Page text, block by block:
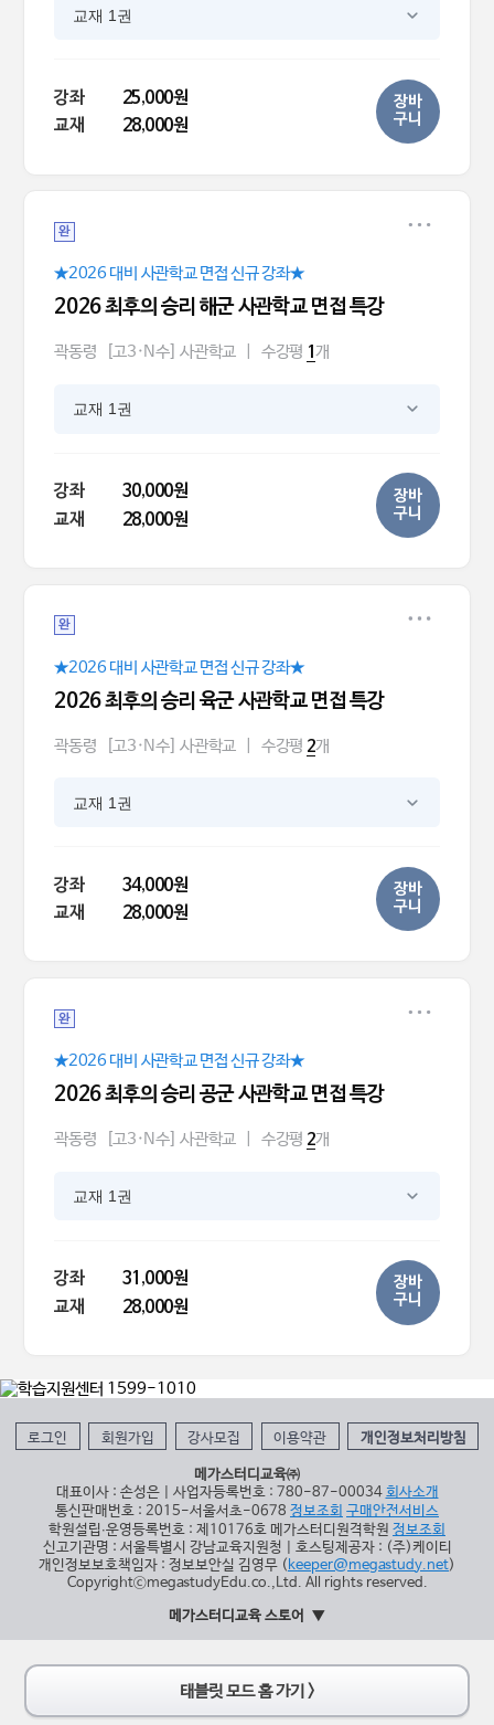
교재 1권
강좌
25,000원
교재
28,000원
장바
구니
완
★2026 대비 사관학교 면접 신규 강좌★
2026 최후의 승리 해군 사관학교 면접 특강
곽동령 [고3·N수] 사관학교 수강평 1개
교재 1권
강좌
30,000원
교재
28,000원
장바
구니
완
★2026 대비 사관학교 면접 신규 강좌★
2026 최후의 승리 육군 사관학교 면접 특강
곽동령 [고3·N수] 사관학교 수강평 2개
교재 1권
강좌
34,000원
교재
28,000원
장바
구니
완
★2026 대비 사관학교 면접 신규 강좌★
2026 최후의 승리 공군 사관학교 면접 특강
곽동령 [고3·N수] 사관학교 수강평 2개
교재 1권
강좌
31,000원
교재
28,000원
장바
구니
로그인 회원가입 강사모집 이용약관 개인정보처리방침
메가스터디교육㈜
대표이사 : 손성은 | 사업자등록번호 : 780-87-00034 회사소개
통신판매번호 : 2015-서울서초-0678 정보조회 구매안전서비스
학원설립∙운영등록번호 : 제10176호 메가스터디원격학원 정보조회
신고기관명 : 서울특별시 강남교육지원청 | 호스팅제공자 : (주)케이티
개인정보보호책임자 : 정보보안실 김영무 (keeper@megastudy.net)
CopyrightⓒmegastudyEdu.co.,Ltd. All rights reserved.
메가스터디교육 스토어
태블릿 모드 홈 가기 >